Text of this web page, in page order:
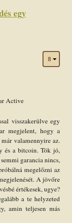
egy
visszakerülve egy
megjelent, hogy a
már valamennyire az.
és a bitcoin. Tök jó,
garancia nincs,
megelőzni az
A jövőre
értékesek, ugye?
a te helyzeted
amin teljesen más